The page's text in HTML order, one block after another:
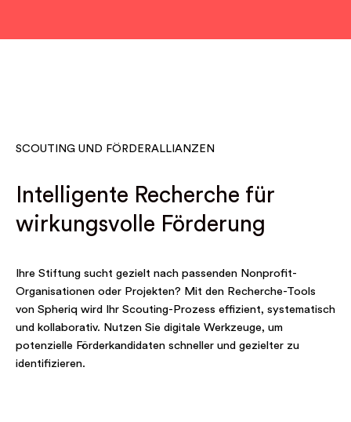
SCOUTING UND FÖRDERALLIANZEN
Intelligente Recherche für
wirkungsvolle Förderung
Ihre Stiftung sucht gezielt nach passenden Nonprofit-
Organisationen oder Projekten? Mit den Recherche-Tools
von Spheriq wird Ihr Scouting-Prozess effizient, systematisch
und kollaborativ. Nutzen Sie digitale Werkzeuge, um
potenzielle Förderkandidaten schneller und gezielter zu
identifizieren.